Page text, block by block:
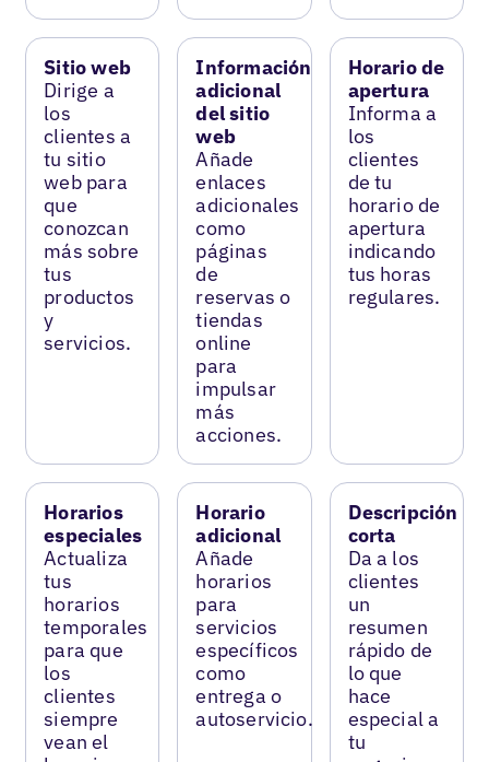
Sitio web
Dirige a
los
clientes a
tu sitio
web para
que
conozcan
más sobre
tus
productos
y
servicios.
Información
adicional
del sitio
web
Añade
enlaces
adicionales
como
páginas
de
reservas o
tiendas
online
para
impulsar
más
acciones.
Horario de
apertura
Informa a
los
clientes
de tu
horario de
apertura
indicando
tus horas
regulares.
Horarios
especiales
Actualiza
tus
horarios
temporales
para que
los
clientes
siempre
vean el
Horario
adicional
Añade
horarios
para
servicios
específicos
como
entrega o
autoservicio.
Descripción
corta
Da a los
clientes
un
resumen
rápido de
lo que
hace
especial a
tu